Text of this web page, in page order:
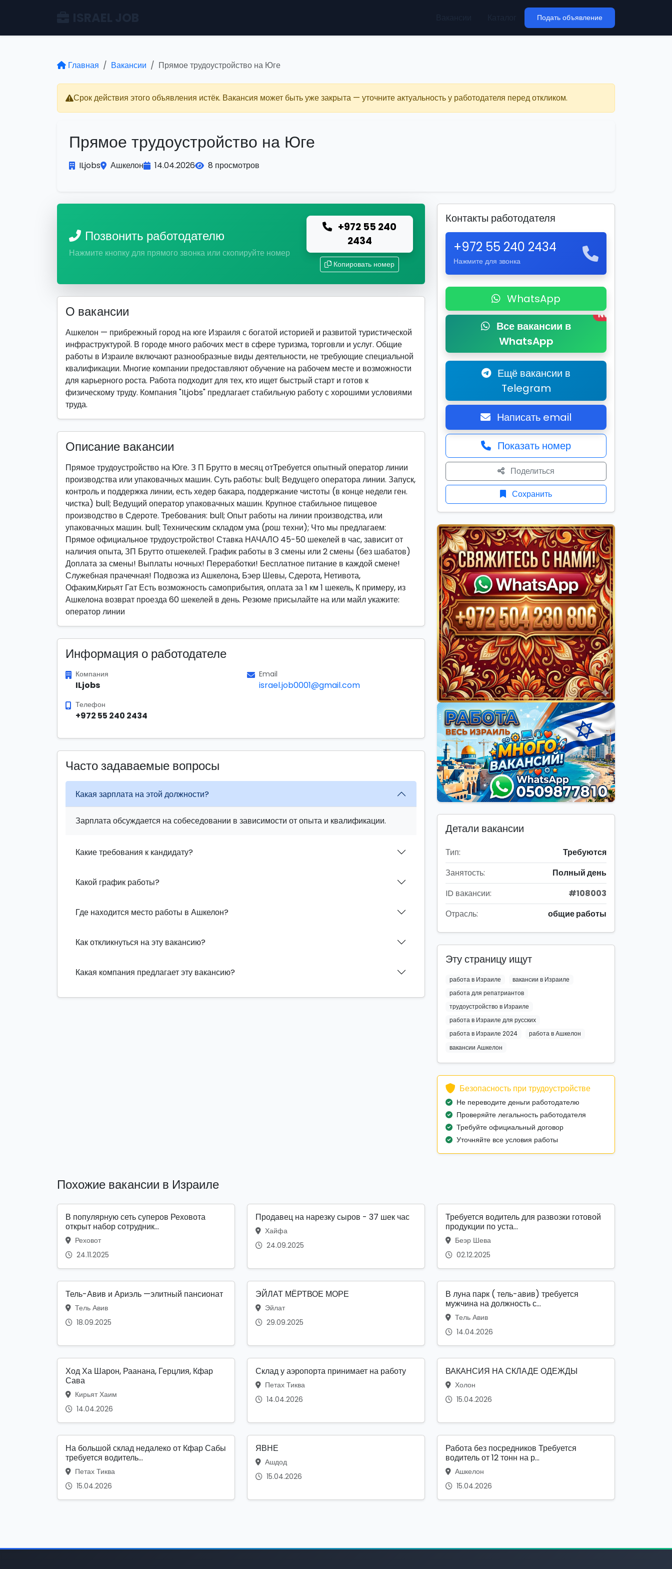
Подать объявление
Главная Вакансии Прямое трудоустройство на Юге
Срок действия этого объявления истёк. Вакансия может быть уже закрыта — уточните актуальность у работодателя перед откликом.
Прямое трудоустройство на Юге
ILjobs Ашкелон 14.04.2026 8 просмотров
Позвонить работодателю
Нажмите кнопку для прямого звонка или скопируйте номер
+972 55 240
2434
Копировать номер
О вакансии
Ашкелон — прибрежный город на юге Израиля с богатой историей и развитой туристической
инфраструктурой. В городе много рабочих мест в сфере туризма, торговли и услуг. Общие
работы в Израиле включают разнообразные виды деятельности, не требующие специальной
квалификации. Многие компании предоставляют обучение на рабочем месте и возможности
для карьерного роста. Работа подходит для тех, кто ищет быстрый старт и готов к
физическому труду. Компания "ILjobs" предлагает стабильную работу с хорошими условиями
труда.
Описание вакансии
Прямое трудоустройство на Юге. З П Брутто в месяц отТребуется опытный оператор линии
производства или упаковачных машин. Суть работы: bull; Ведущего оператора линии. Запуск,
контроль и поддержка линии, есть хедер бакара, поддержание чистоты (в конце недели ген.
чистка) bull; Ведущий оператор упаковачных машин. Крупное стабильное пищевое
производство в Сдероте. Требования: bull; Опыт работы на линии производства, или
упаковачных машин. bull; Техническим складом ума (рош техни); Что мы предлагаем:
Прямое официальное трудоустройство! Ставка НАЧАЛО 45-50 шекелей в час, зависит от
наличия опыта, ЗП Брутто отшекелей. График работы в 3 смены или 2 смены (без шабатов)
Доплата за смены! Выплаты ночных! Переработки! Бесплатное питание в каждой смене!
Служебная прачечная! Подвозка из Ашкелона, Бэер Шевы, Сдерота, Нетивота,
Офаким,Кирьят Гат Есть возможность самоприбытия, оплата за 1 км 1 шекель, К примеру, из
Ашкелона возврат проезда 60 шекелей в день. Резюме присылайте на или майл укажите:
оператор линии
Информация о работодателе
Компания
ILjobs
Email
israel.job0001@gmail.com
Телефон
+972 55 240 2434
Часто задаваемые вопросы
Какая зарплата на этой должности?
Зарплата обсуждается на собеседовании в зависимости от опыта и квалификации.
Какие требования к кандидату?
Какой график работы?
Где находится место работы в Ашкелон?
Как откликнуться на эту вакансию?
Какая компания предлагает эту вакансию?
Контакты работодателя
+972 55 240 2434
Нажмите для звонка
WhatsApp
Все вакансии в
WhatsApp
New
Ещё вакансии в
Telegram
Написать email
Показать номер
Поделиться
Сохранить
Детали вакансии
Тип:
Требуются
Занятость:
Полный день
ID вакансии:
#108003
Отрасль:
общие работы
Эту страницу ищут
работа в Израиле
вакансии в Израиле
работа для репатриантов
трудоустройство в Израиле
работа в Израиле для русских
работа в Израиле 2024
работа в Ашкелон
вакансии Ашкелон
Безопасность при трудоустройстве
Не переводите деньги работодателю
Проверяйте легальность работодателя
Требуйте официальный договор
Уточняйте все условия работы
Похожие вакансии в Израиле
В популярную сеть суперов Реховота
открыт набор сотрудник...
Реховот
24.11.2025
Продавец на нарезку сыров - 37 шек час
Хайфа
24.09.2025
Требуется водитель для развозки готовой
продукции по уста...
Беэр Шева
02.12.2025
Тель-Авив и Ариэль —элитный пансионат
Тель Авив
18.09.2025
ЭЙЛАТ МЁРТВОЕ МОРЕ
Эйлат
29.09.2025
В луна парк ( тель-авив) требуется
мужчина на должность с...
Тель Авив
14.04.2026
Ход Ха Шарон, Раанана, Герцлия, Кфар
Сава
Кирьят Хаим
14.04.2026
Склад у аэропорта принимает на работу
Петах Тиква
14.04.2026
ВАКАНСИЯ НА СКЛАДЕ ОДЕЖДЫ
Холон
15.04.2026
На большой склад недалеко от Кфар Сабы
требуется водитель...
Петах Тиква
15.04.2026
ЯВНЕ
Ашдод
15.04.2026
Работа без посредников Требуется
водитель от 12 тонн на р...
Ашкелон
15.04.2026